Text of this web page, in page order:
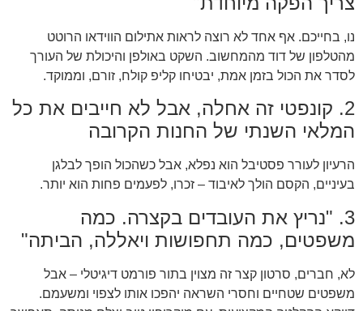
נו, בחייכם. אף אחד לא רוצה לראות אתילום הווידאו הרוטט
מהטלפון של דוד מהמחשוב. השקט באולפן והיכולת של העורך
לסדר את הכול בזמן אמת, יבטיחו קליפ קולח, זורם, וממוקד.
2. קונפטי זה אחלה, אבל לא חייבים את כל
המלאי השנתי של החנות הקרובה
הרעיון לעורר פסטיבל הוא נפלא, אבל כשהכול הופך לבלגן
בעיניים, הקסם הולך לאיבוד – זכרו, לפעמים פחות הוא יותר.
3. "נריץ את העובדים בקצרה. כמה
משפטים, כמה תחפושות ויאללה, הביתה"
לא, חברים, סרטון קצר זה מצוין בתור פורמט דיגיטלי – אבל
משפטים שטחיים וחסרי השראה יהפכו אותו לצפוי ומשעמם.